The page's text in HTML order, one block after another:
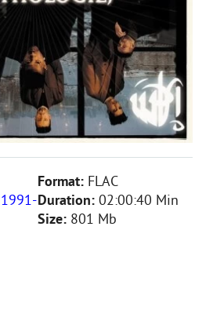
Format: FLAC
Duration: 02:00:40 Min
Size: 801 Mb